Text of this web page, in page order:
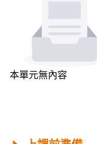
本單元無內容